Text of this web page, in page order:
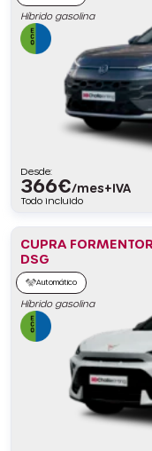
Híbrido gasolina
Desde:
366€/mes+IVA
Todo incluido
CUPRA
DSG
Automático
Híbrido gasolina